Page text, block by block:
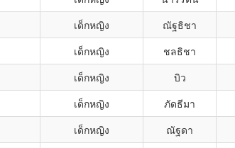
เด็กหญิง ณัฐธิชา
เด็กหญิง ชลธิชา
เด็กหญิง บิว
เด็กหญิง ภัดธีมา
เด็กหญิง ณัฐดา